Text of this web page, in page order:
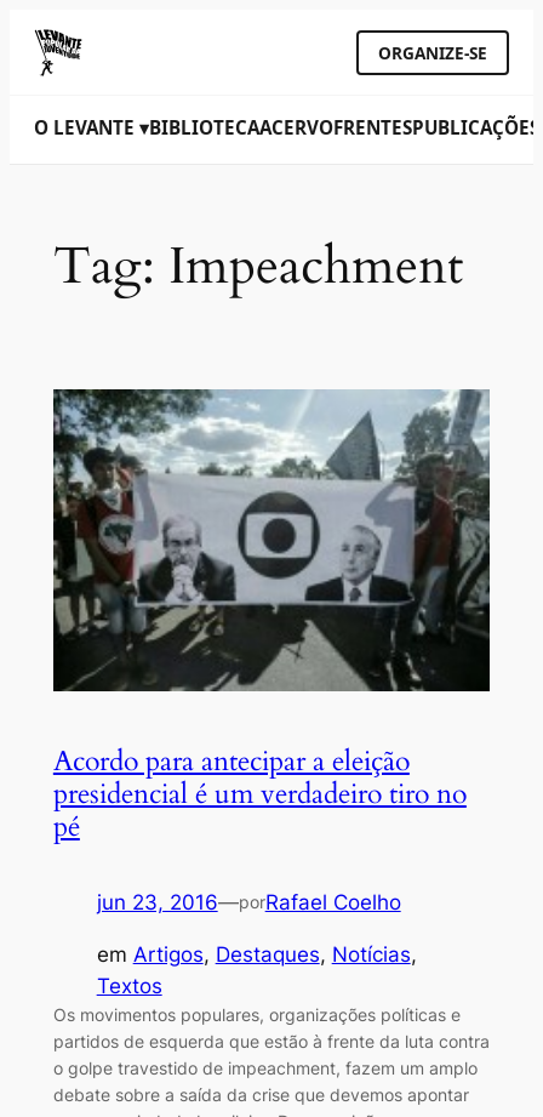
ORGANIZE-SE
O LEVANTE ▾BIBLIOTECAACERVOFRENTESPUBLICAÇÕES
Tag: Impeachment
Acordo para antecipar a eleição
presidencial é um verdadeiro tiro no
pé
jun 23, 2016—porRafael Coelho
em Artigos, Destaques, Notícias
Textos
Os movimentos populares, organizações políticas e
partidos de esquerda que estão à frente da luta contra
o golpe travestido de impeachment, fazem um amplo
debate sobre a saída da crise que devemos apontar